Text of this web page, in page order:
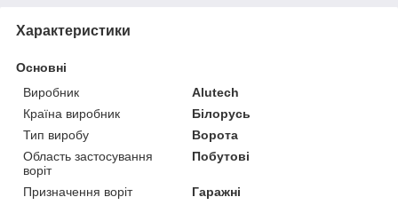
Характеристики
Основні
Виробник
Alutech
Країна виробник
Білорусь
Тип виробу
Ворота
Область застосування
воріт
Побутові
Призначення воріт
Гаражні